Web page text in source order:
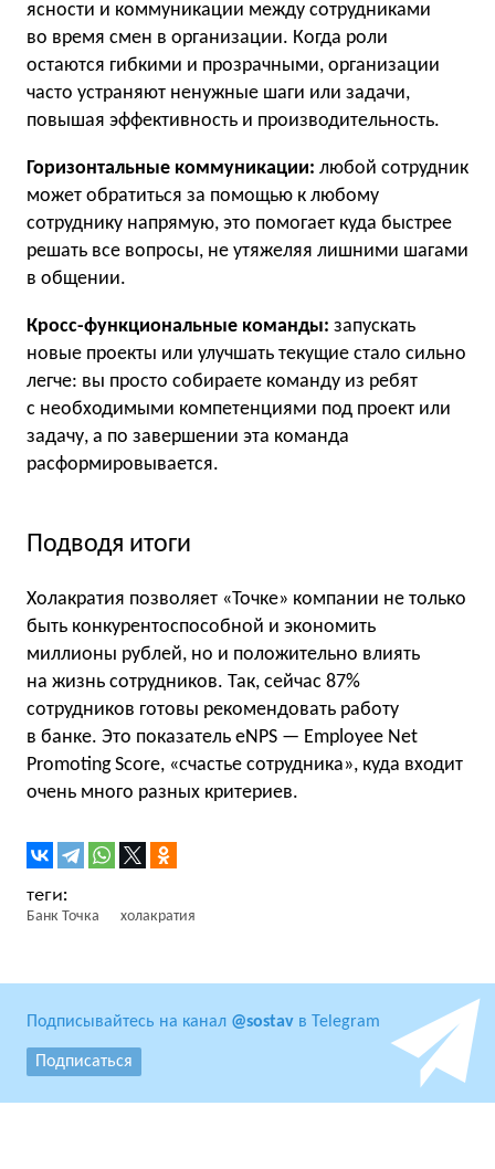
ясности и коммуникации между сотрудниками
во время смен в организации. Когда роли
остаются гибкими и прозрачными, организации
часто устраняют ненужные шаги или задачи,
повышая эффективность и производительность.
Горизонтальные коммуникации: любой сотрудник
может обратиться за помощью к любому
сотруднику напрямую, это помогает куда быстрее
решать все вопросы, не утяжеляя лишними шагами
в общении.
Кросс-функциональные команды: запускать
новые проекты или улучшать текущие стало сильно
легче: вы просто собираете команду из ребят
с необходимыми компетенциями под проект или
задачу, а по завершении эта команда
расформировывается.
Подводя итоги
Холакратия позволяет «Точке» компании не только
быть конкурентоспособной и экономить
миллионы рублей, но и положительно влиять
на жизнь сотрудников. Так, сейчас 87%
сотрудников готовы рекомендовать работу
в банке. Это показатель eNPS — Employee Net
Promoting Score, «счастье сотрудника», куда входит
очень много разных критериев.
Банк Точка холакратия
Подписывайтесь на канал @sostav в Telegram
Подписаться